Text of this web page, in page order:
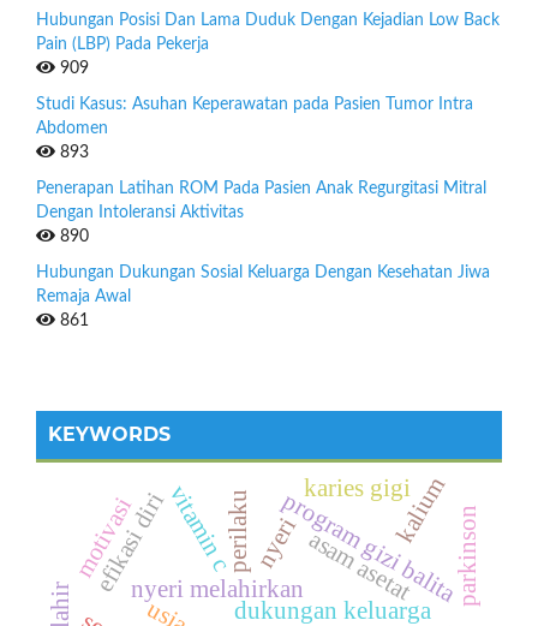
Hubungan Posisi Dan Lama Duduk Dengan Kejadian Low Back
Pain (LBP) Pada Pekerja
909
Studi Kasus: Asuhan Keperawatan pada Pasien Tumor Intra
Abdomen
893
Penerapan Latihan ROM Pada Pasien Anak Regurgitasi Mitral
Dengan Intoleransi Aktivitas
890
Hubungan Dukungan Sosial Keluarga Dengan Kesehatan Jiwa
Remaja Awal
861
KEYWORDS
dukungan keluarga
asam asetat
nyeri melahirkan
efikasi diri program gizi balita
perilaku
vitamin c kalium
usia
nyeri
motivasi parkinson
karies gigi